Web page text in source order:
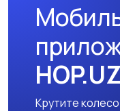
HOP.UZ
Крутите